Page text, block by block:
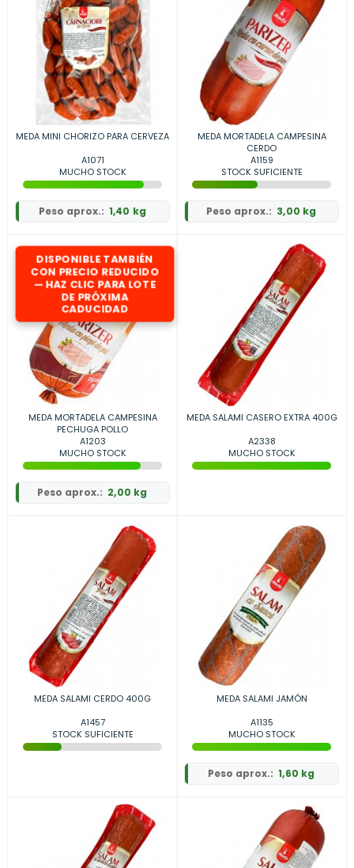
MEDA MINI CHORIZO PARA CERVEZA
A1071
MUCHO STOCK
Peso aprox.: 1,40 kg
MEDA MORTADELA CAMPESINA
CERDO
A1159
STOCK SUFICIENTE
Peso aprox.: 3,00 kg
DISPONIBLE TAMBIÉN
CON PRECIO REDUCIDO
— HAZ CLIC PARA LOTE
DE PRÓXIMA
CADUCIDAD
MEDA MORTADELA CAMPESINA
PECHUGA POLLO
A1203
MUCHO STOCK
Peso aprox.: 2,00 kg
MEDA SALAMI CASERO EXTRA 400G
A2338
MUCHO STOCK
MEDA SALAMI CERDO 400G
A1457
STOCK SUFICIENTE
MEDA SALAMI JAMÓN
A1135
MUCHO STOCK
Peso aprox.: 1,60 kg